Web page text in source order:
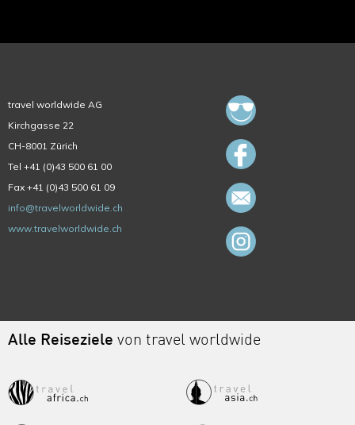
travel worldwide AG
Kirchgasse 22
CH-8001 Zürich
Tel +41 (0)43 500 61 00
Fax +41 (0)43 500 61 09
info@travelworldwide.ch
www.travelworldwide.ch
Alle Reiseziele von travel worldwide